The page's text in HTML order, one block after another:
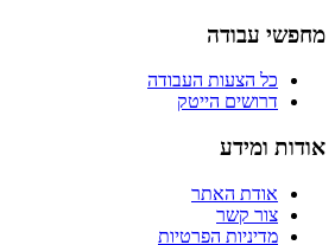
מחפשי עבודה
כל הצעות העבודה
דרושים הייטק
אודות ומידע
אודת האתר
צור קשר
מדיניות הפרטיות